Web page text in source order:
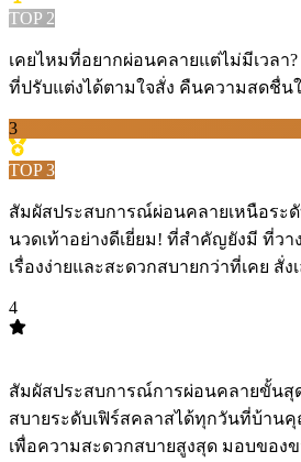
TOP 2
เคยไหมที่อยากผ่อนคลายแต่ไม่มีเวล
ที่ปรับแต่งได้ตามใจสั่ง คืนความสดชื่น
3
TOP3
สัมผัสประสบการณ์ผ่อนคลายเหนือระ
นวดเท้าอย่างดีเยี่ยม! ที่สำคัญยังมี ที่วา
เรื่องง่ายและสะดวกสบายกว่าที่เคย
4
สัมผัสประสบการณ์การผ่อนคลายขั้นสุ
สบายระดับเฟิร์สคลาสได้ทุกวันที่บ้าน
เพื่อความสะดวกสบายสูงสุด มอบขอ